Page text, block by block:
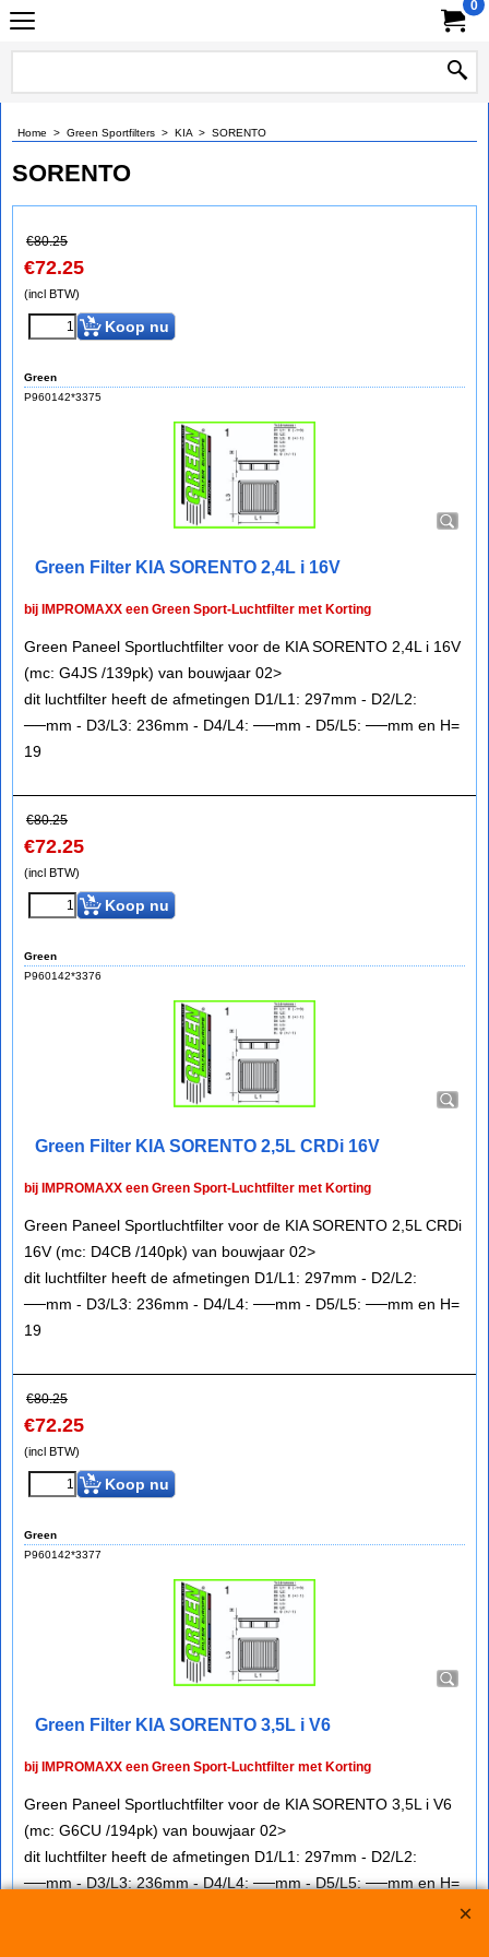
0
Home > Green Sportfilters > KIA > SORENTO
SORENTO
€80.25
€72.25
(incl BTW)
Koop nu
Green
P960142*3375
Green Filter KIA SORENTO 2,4L i 16V
bij IMPROMAXX een Green Sport-Luchtfilter met Korting
Green Paneel Sportluchtfilter voor de KIA SORENTO 2,4L i 16V
(mc: G4JS /139pk) van bouwjaar 02>
dit luchtfilter heeft de afmetingen D1/L1: 297mm - D2/L2:
──mm - D3/L3: 236mm - D4/L4: ──mm - D5/L5: ──mm en H=
19
€80.25
€72.25
(incl BTW)
Koop nu
Green
P960142*3376
Green Filter KIA SORENTO 2,5L CRDi 16V
bij IMPROMAXX een Green Sport-Luchtfilter met Korting
Green Paneel Sportluchtfilter voor de KIA SORENTO 2,5L CRDi
16V (mc: D4CB /140pk) van bouwjaar 02>
dit luchtfilter heeft de afmetingen D1/L1: 297mm - D2/L2:
──mm - D3/L3: 236mm - D4/L4: ──mm - D5/L5: ──mm en H=
19
€80.25
€72.25
(incl BTW)
Koop nu
Green
P960142*3377
Green Filter KIA SORENTO 3,5L i V6
bij IMPROMAXX een Green Sport-Luchtfilter met Korting
Green Paneel Sportluchtfilter voor de KIA SORENTO 3,5L i V6
(mc: G6CU /194pk) van bouwjaar 02>
dit luchtfilter heeft de afmetingen D1/L1: 297mm - D2/L2:
──mm - D3/L3: 236mm - D4/L4: ──mm - D5/L5: ──mm en H=